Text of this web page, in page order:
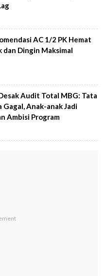
AC 1/2 PK Hemat
dan Dingin Maksimal
Audit Total MBG: Tata
Gagal, Anak-anak Jadi
Ambisi Program